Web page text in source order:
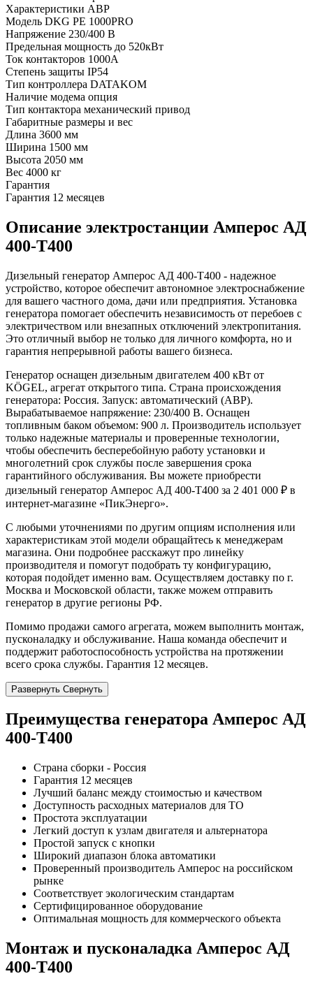
Характеристики АВР
Модель DKG PE 1000PRO
Напряжение 230/400 В
Предельная мощность до 520кВт
Ток контакторов 1000A
Степень защиты IP54
Тип контроллера DATAKOM
Наличие модема опция
Тип контактора механический привод
Габаритные размеры и вес
Длина 3600 мм
Ширина 1500 мм
Высота 2050 мм
Вес 4000 кг
Гарантия
Гарантия 12 месяцев
Описание электростанции Амперос АД
400-Т400
Дизельный генератор Амперос АД 400-Т400 - надежное
устройство, которое обеспечит автономное электроснабжение
для вашего частного дома, дачи или предприятия. Установка
генератора помогает обеспечить независимость от перебоев с
электричеством или внезапных отключений электропитания.
Это отличный выбор не только для личного комфорта, но и
гарантия непрерывной работы вашего бизнеса.
Генератор оснащен дизельным двигателем 400 кВт от
KÖGEL, агрегат открытого типа. Страна происхождения
генератора: Россия. Запуск: автоматический (АВР).
Вырабатываемое напряжение: 230/400 В. Оснащен
топливным баком объемом: 900 л. Производитель использует
только надежные материалы и проверенные технологии,
чтобы обеспечить бесперебойную работу установки и
многолетний срок службы после завершения срока
гарантийного обслуживания. Вы можете приобрести
дизельный генератор Амперос АД 400-Т400 за 2 401 000 ₽ в
интернет-магазине «ПикЭнерго».
С любыми уточнениями по другим опциям исполнения или
характеристикам этой модели обращайтесь к менеджерам
магазина. Они подробнее расскажут про линейку
производителя и помогут подобрать ту конфигурацию,
которая подойдет именно вам. Осуществляем доставку по г.
Москва и Московской области, также можем отправить
генератор в другие регионы РФ.
Помимо продажи самого агрегата, можем выполнить монтаж,
пусконаладку и обслуживание. Наша команда обеспечит и
поддержит работоспособность устройства на протяжении
всего срока службы. Гарантия 12 месяцев.
Развернуть Свернуть
Преимущества генератора Амперос АД
400-Т400
Страна сборки - Россия
Гарантия 12 месяцев
Лучший баланс между стоимостью и качеством
Доступность расходных материалов для ТО
Простота эксплуатации
Легкий доступ к узлам двигателя и альтернатора
Простой запуск с кнопки
Широкий диапазон блока автоматики
Проверенный производитель Амперос на российском
рынке
Соответствует экологическим стандартам
Сертифицированное оборудование
Оптимальная мощность для коммерческого объекта
Монтаж и пусконаладка Амперос АД
400-Т400